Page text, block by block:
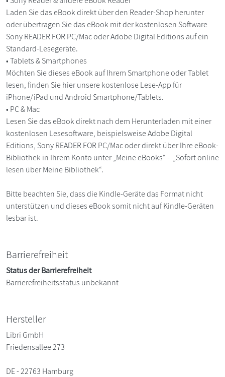
Laden Sie das eBook direkt über den Reader-Shop herunter
oder übertragen Sie das eBook mit der kostenlosen Software
Sony READER FOR PC/Mac oder Adobe Digital Editions auf ein
Standard-Lesegeräte.
• Tablets & Smartphones
Möchten Sie dieses eBook auf Ihrem Smartphone oder Tablet
lesen, finden Sie hier unsere kostenlose Lese-App für
iPhone/iPad und Android Smartphone/Tablets.
• PC & Mac
Lesen Sie das eBook direkt nach dem Herunterladen mit einer
kostenlosen Lesesoftware, beispielsweise Adobe Digital
Editions, Sony READER FOR PC/Mac oder direkt über Ihre eBook-
Bibliothek in Ihrem Konto unter „Meine eBooks“ - „Sofort online
lesen über Meine Bibliothek“.
Bitte beachten Sie, dass die Kindle-Geräte das Format nicht
unterstützen und dieses eBook somit nicht auf Kindle-Geräten
lesbar ist.
Barrierefreiheit
Status der Barrierefreiheit
Barrierefreiheitsstatus unbekannt
Hersteller
Libri GmbH
Friedensallee 273
DE - 22763 Hamburg